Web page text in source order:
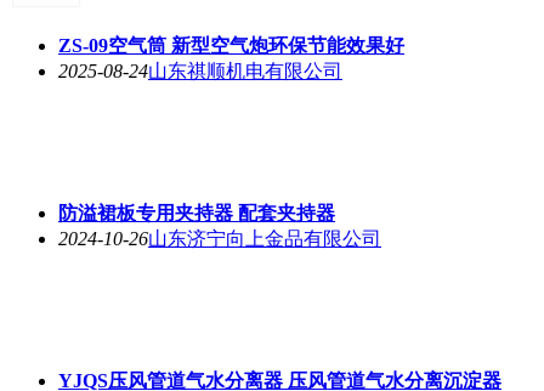
ZS-09空气筒 新型空气炮环保节能效果好
2025-08-24山东祺顺机电有限公司
防溢裙板专用夹持器 配套夹持器
2024-10-26山东济宁向上金品有限公司
YJQS压风管道气水分离器 压风管道气水分离沉淀器